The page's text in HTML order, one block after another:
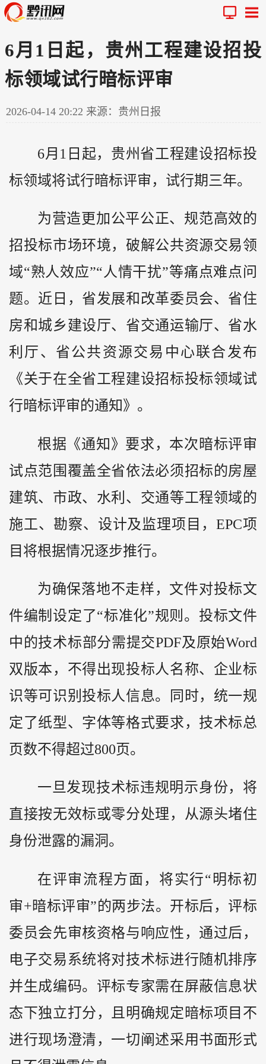
6月1日起，贵州工程建设招投
标领域试行暗标评审
2026-04-14 20:22 来源：贵州日报
6月1日起， 贵州 省工程建设招标投
标领域将试行暗标评审，试行期三年。
为营造更加公平公正、规范高效的
招投标市场环境，破解公共资源交易领
域“熟人效应”“人情干扰”等痛点难点问
题。近日，省发展和改革委员会、省住
房和城乡建设厅、省交通运输厅、省水
利厅、省公共资源交易中心联合发布
《关于在全省工程建设招标投标领域试
行暗标评审的通知》。
根据《通知》要求，本次暗标评审
试点范围覆盖全省依法必须招标的房屋
建筑、市政、水利、交通等工程领域的
施工、勘察、设计及监理项目，EPC项
目将根据情况逐步推行。
为确保落地不走样，文件对投标文
件编制设定了“标准化”规则。投标文件
中的技术标部分需提交PDF及原始Word
双版本，不得出现投标人名称、企业标
识等可识别投标人信息。同时，统一规
定了纸型、字体等格式要求，技术标总
页数不得超过800页。
一旦发现技术标违规明示身份，将
直接按无效标或零分处理，从源头堵住
身份泄露的漏洞。
在评审流程方面，将实行“明标初
审+暗标评审”的两步法。开标后，评标
委员会先审核资格与响应性，通过后，
电子交易系统将对技术标进行随机排序
并生成编码。评标专家需在屏蔽信息状
态下独立打分，且明确规定暗标项目不
进行现场澄清，一切阐述采用书面形式